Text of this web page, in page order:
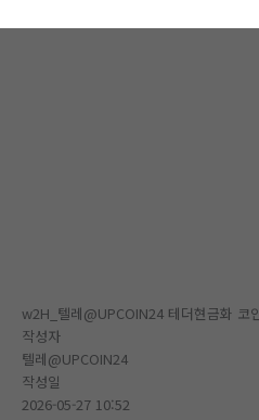
건
w2H_텔레@UPCOIN24 테더현금화 코
작성자
텔레@UPCOIN24
작성일
2026-05-27 10:52